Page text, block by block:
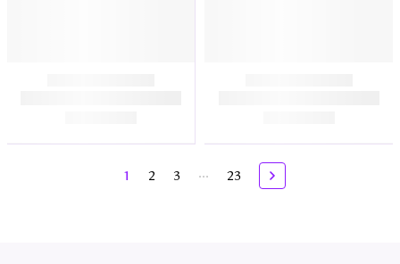
1 2 3 ... 23